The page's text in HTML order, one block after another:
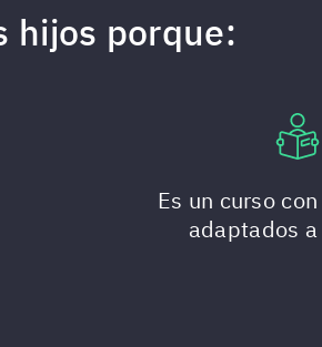
hijos porque:
Es un curso
adaptados